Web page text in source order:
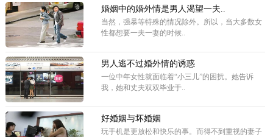
婚姻中的婚外情是男人渴望一夫..
当然，强暴等特殊的情况除外。所以，当大多数女
性都想要一夫一妻的时候..
男人逃不过婚外情的诱惑
一位中年女性就面临着“小三儿”的困扰。她告诉
我，她和丈夫双双毕业于..
好婚姻与坏婚姻
玩手机是更放松和快乐的事。而得不到重视的妻子